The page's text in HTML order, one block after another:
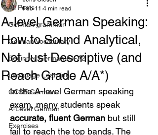
All Posts
German grammar
German Vocabulary
Beginner German A1-A2
Language Learning
GCSE German
A-Level German
Exercises
A-level German Speaking:
How to Sound Analytical,
Not Just Descriptive (and
Reach Grade A/A*)
Feb 11 4 min read
In the A-level German speaking
exam, many students speak
accurate, fluent German but still
fail to reach the top bands. The